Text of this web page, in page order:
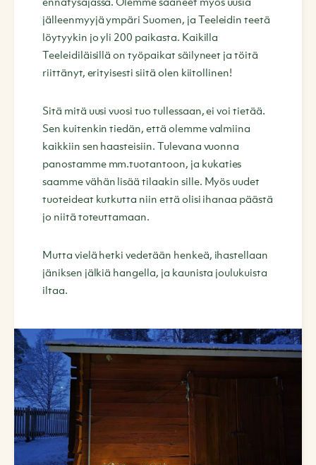
ennätysajassa. Olemme saaneet myös uusia
jälleenmyyjä ympäri Suomen, ja Teeleidin teetä
löytyykin jo yli 200 paikasta. Kaikilla
Teeleidiläisillä on työpaikat säilyneet ja töitä
riittänyt, erityisesti siitä olen kiitollinen!
Sitä mitä uusi vuosi tuo tullessaan, ei voi tietää.
Sen kuitenkin tiedän, että olemme valmiina
kaikkiin sen haasteisiin. Tulevana vuonna
panostamme mm.tuotantoon, ja kukaties
saamme vähän lisää tilaakin sille. Myös uudet
tuoteideat kutkutta niin että olisi ihanaa päästä
jo niitä toteuttamaan.
Mutta vielä hetki vedetään henkeä, ihastellaan
jäniksen jälkiä hangella, ja kaunista joulukuista
iltaa.